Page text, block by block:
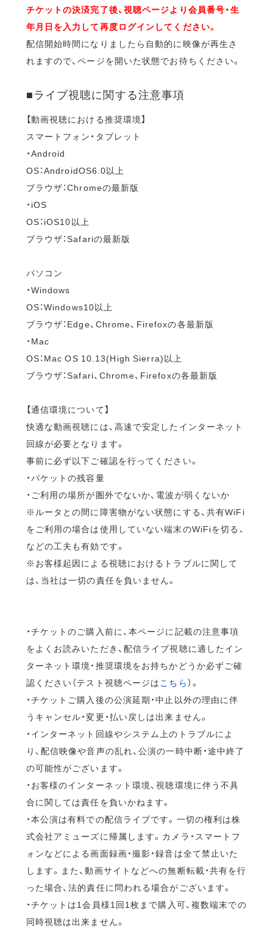
チケットの決済完了後、視聴ページより会員番号・生
年月日を入力して再度ログインしてください。
配信開始時間になりましたら自動的に映像が再生さ
れますので、ページを開いた状態でお待ちください。
■ライブ視聴に関する注意事項
【動画視聴における推奨環境】
スマートフォン・タブレット
・Android
OS：AndroidOS6.0以上
ブラウザ：Chromeの最新版
・iOS
OS：iOS10以上
ブラウザ：Safariの最新版
パソコン
・Windows
OS：Windows10以上
ブラウザ：Edge、Chrome、Firefoxの各最新版
・Mac
OS：Mac OS 10.13(High Sierra)以上
ブラウザ：Safari、Chrome、Firefoxの各最新版
【通信環境について】
快適な動画視聴には、高速で安定したインターネット
回線が必要となります。
事前に必ず以下ご確認を行ってください。
・パケットの残容量
・ご利用の場所が圏外でないか、電波が弱くないか
※ルータとの間に障害物がない状態にする、共有WiFi
をご利用の場合は使用していない端末のWiFiを切る、
などの工夫も有効です。
※お客様起因による視聴におけるトラブルに関して
は、当社は一切の責任を負いません。
・チケットのご購入前に、本ページに記載の注意事項
をよくお読みいただき、配信ライブ視聴に適したイン
ターネット環境・推奨環境をお持ちかどうか必ずご確
認ください（テスト視聴ページは こちら）。
・チケットご購入後の公演延期・中止以外の理由に伴
うキャンセル・変更・払い戻しは出来ません。
・インターネット回線やシステム上のトラブルによ
り、配信映像や音声の乱れ、公演の一時中断・途中終了
の可能性がございます。
・お客様のインターネット環境、視聴環境に伴う不具
合に関しては責任を負いかねます。
・本公演は有料での配信ライブです。一切の権利は株
式会社アミューズに帰属します。カメラ・スマートフ
ォンなどによる画面録画・撮影・録音は全て禁止いた
します。また、動画サイトなどへの無断転載・共有を行
った場合、法的責任に問われる場合がございます。
・チケットは1会員様1回1枚まで購入可、複数端末での
同時視聴は出来ません。